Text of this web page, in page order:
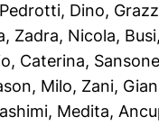
Pedrotti, Dino,
, Zadra, Nicola,
Caterina,
Milo, Zani,
Medita,